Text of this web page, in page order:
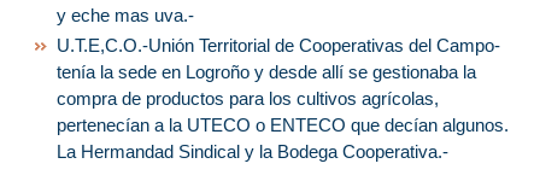
y eche mas uva.-
U.T.E,C.O.-Unión Territorial de Cooperativas del Campo-
tenía la sede en Logroño y desde allí se gestionaba la
compra de productos para los cultivos agrícolas,
pertenecían a la UTECO o ENTECO que decían algunos.
La Hermandad Sindical y la Bodega Cooperativa.-